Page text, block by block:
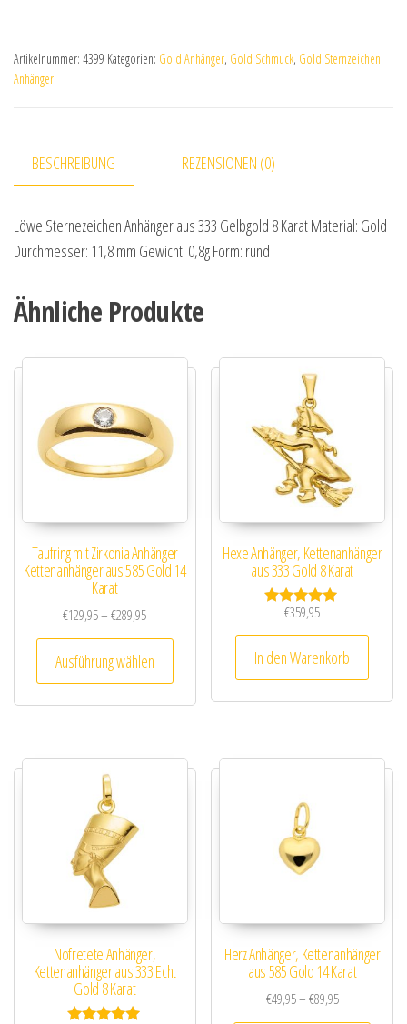
Artikelnummer: 4399 Kategorien: Gold Anhänger, Gold Schmuck, Gold Sternzeichen
Anhänger
BESCHREIBUNG REZENSIONEN (0)
Löwe Sternezeichen Anhänger aus 333 Gelbgold 8 Karat Material: Gold
Durchmesser: 11,8 mm Gewicht: 0,8g Form: rund
Ähnliche Produkte
Taufring mit Zirkonia Anhänger
Kettenanhänger aus 585 Gold 14
Karat
€129,95–€289,95Preisspanne: €129,95 bis €289,95
Ausführung wählen
Dieses Produkt weist mehrere Varianten
Hexe Anhänger, Kettenanhänger
aus 333 Gold 8 Karat
Bewertet mit
€359,95
In den Warenkorb
Nofretete Anhänger,
Kettenanhänger aus 333 Echt
Gold 8 Karat
Herz Anhänger, Kettenanhänger
aus 585 Gold 14 Karat
€49,95–€89,95Preisspanne: